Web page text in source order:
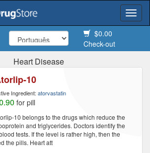
$0.00
Check-out
Heart Disease
10
Ingredient: atorvastatin
for pill
10 belongs to the drugs which reduce the
and triglycerides. Doctors identify the
tests. If the level is rather high, then the
the pills. Heart att